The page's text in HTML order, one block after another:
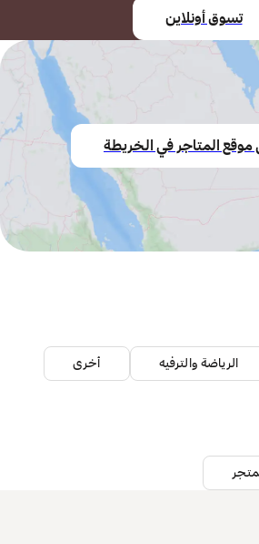
تسوق أونلاين
موقع المتاجر في الخريطة
الرياضة والترفيه أخرى